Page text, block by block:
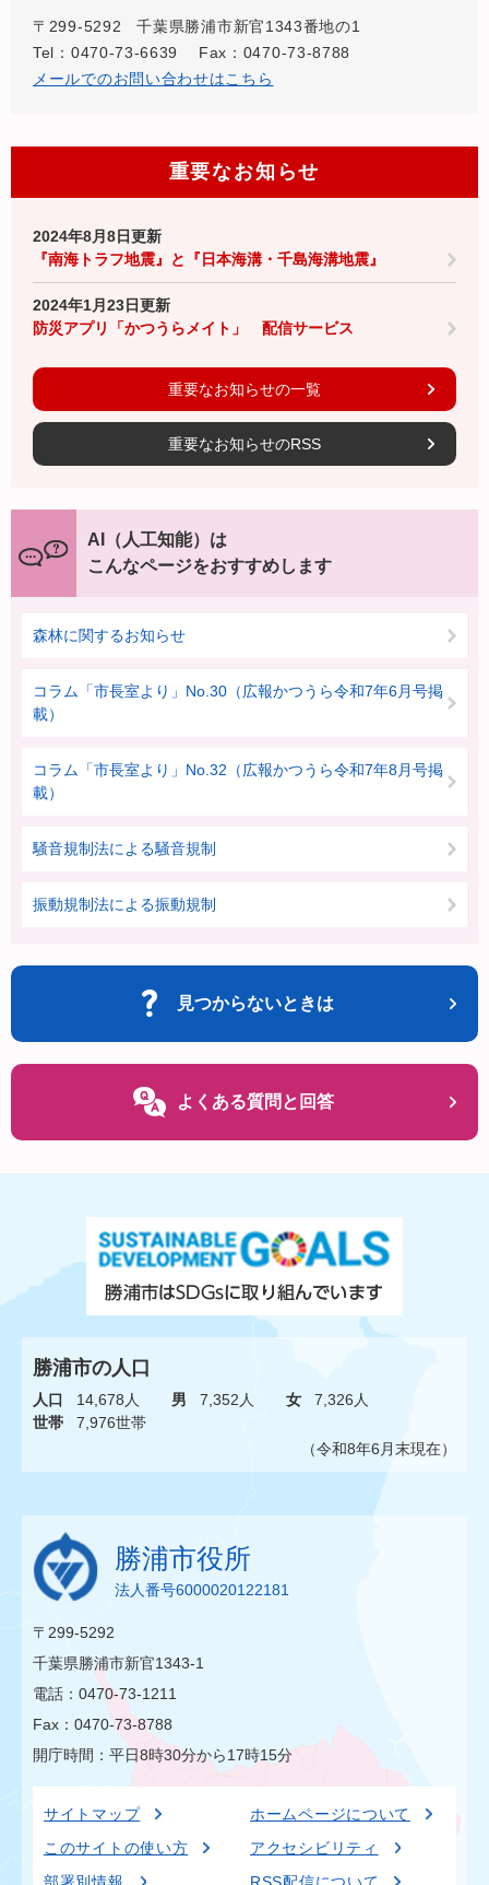
〒299-5292
千葉県勝浦市新官1343番地の1
Tel：0470-73-6639
Fax：0470-73-8788
メールでのお問い合わせはこちら
重要なお知らせ
2024年8月8日更新
『南海トラフ地震』と『日本海溝・千島海溝地震』
2024年1月23日更新
防災アプリ「かつうらメイト」 配信サービス
重要なお知らせの一覧
重要なお知らせのRSS
AI（人工知能）は
こんなページをおすすめします
森林に関するお知らせ
コラム「市長室より」No.30（広報かつうら令和7年6月号掲
載）
コラム「市長室より」No.32（広報かつうら令和7年8月号掲
載）
騒音規制法による騒音規制
振動規制法による振動規制
見つからないときは
よくある質問と回答
勝浦市の人口
人口 14,678人 男 7,352人 女
7,326人
世帯
7,976世帯
（令和8年6月末現在）
勝浦市役所
法人番号6000020122181
〒299-5292
千葉県勝浦市新官1343-1
電話：0470-73-1211
Fax：0470-73-8788
開庁時間：平日8時30分から17時15分
サイトマップ
ホームページについて
このサイトの使い方
アクセシビリティ